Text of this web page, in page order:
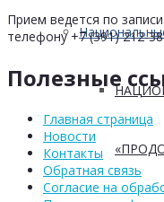
Прием ведется по
телефону +7 (391) 212-
Полезные
Главная страница
Новости
Контакты
Обратная связь
Согласие на